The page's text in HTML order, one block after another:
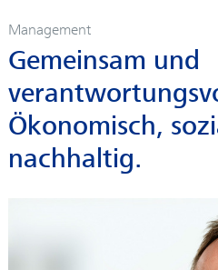
Management
Gemeinsam und
Ökonomisch,
nachhaltig.